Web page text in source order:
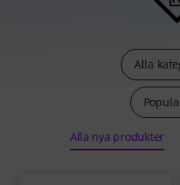
Alla
Alla nya produkter